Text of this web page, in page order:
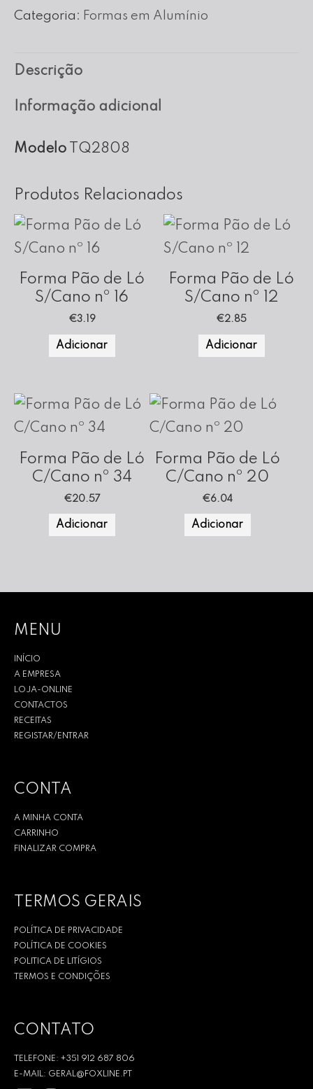
Forma
nº
28
8
Altura
Categoria: Formas em Alumínio
Descrição
Informação adicional
Modelo TQ2808
Produtos Relacionados
Forma Pão de Ló
S/Cano nº 16
€3.19
Adicionar
Forma Pão de Ló
S/Cano nº 12
€2.85
Adicionar
Forma Pão de Ló
C/Cano nº 34
€20.57
Adicionar
Forma Pão de Ló
C/Cano nº 20
€6.04
Adicionar
MENU
INÍCIO
A EMPRESA
LOJA-ONLINE
CONTACTOS
RECEITAS
REGISTAR/ENTRAR
CONTA
A MINHA CONTA
CARRINHO
FINALIZAR COMPRA
TERMOS GERAIS
POLÍTICA DE PRIVACIDADE
POLÍTICA DE COOKIES
POLITICA DE LITÍGIOS
TERMOS E CONDIÇÕES
CONTATO
TELEFONE: +351 912 687 806
E-MAIL: GERAL@FOXLINE.PT